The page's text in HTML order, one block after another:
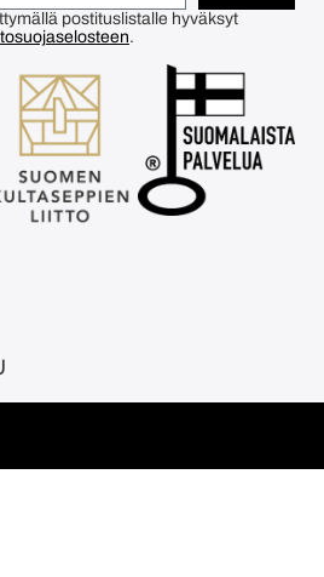
postituslistalle hyväksyt
.